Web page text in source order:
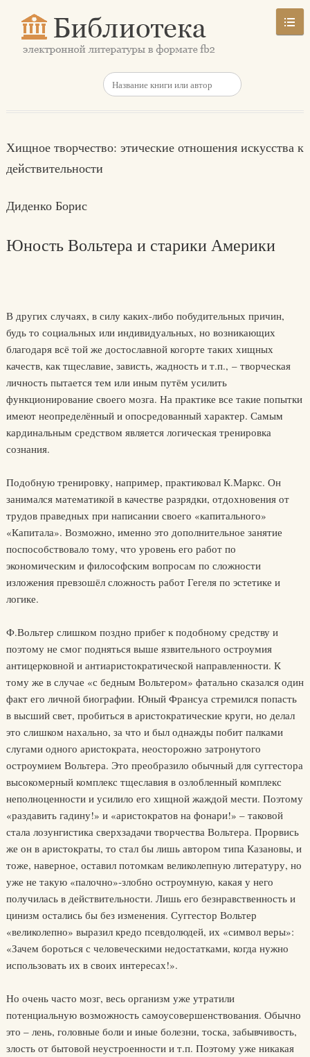
Хищное творчество: этические отношения искусства к
действительности
Диденко Борис
Юность Вольтера и старики Америки
В других случаях, в силу каких-либо побудительных причин,
будь то социальных или индивидуальных, но возникающих
благодаря всё той же достославной когорте таких хищных
качеств, как тщеславие, зависть, жадность и т.п., – творческая
личность пытается тем или иным путём усилить
функционирование своего мозга. На практике все такие попытки
имеют неопределённый и опосредованный характер. Самым
кардинальным средством является логическая тренировка
сознания.
Подобную тренировку, например, практиковал К.Маркс. Он
занимался математикой в качестве разрядки, отдохновения от
трудов праведных при написании своего «капитального»
«Капитала». Возможно, именно это дополнительное занятие
поспособствовало тому, что уровень его работ по
экономическим и философским вопросам по сложности
изложения превзошёл сложность работ Гегеля по эстетике и
логике.
Ф.Вольтер слишком поздно прибег к подобному средству и
поэтому не смог подняться выше язвительного остроумия
антицерковной и антиаристократической направленности. К
тому же в случае «с бедным Вольтером» фатально сказался один
факт его личной биографии. Юный Франсуа стремился попасть
в высший свет, пробиться в аристократические круги, но делал
это слишком нахально, за что и был однажды побит палками
слугами одного аристократа, неосторожно затронутого
остроумием Вольтера. Это преобразило обычный для суггестора
высокомерный комплекс тщеславия в озлобленный комплекс
неполноценности и усилило его хищной жаждой мести. Поэтому
«раздавить гадину!» и «аристократов на фонари!» – таковой
стала лозунгистика сверхзадачи творчества Вольтера. Прорвись
же он в аристократы, то стал бы лишь автором типа Казановы, и
тоже, наверное, оставил потомкам великолепную литературу, но
уже не такую «палочно»-злобно остроумную, какая у него
получилась в действительности. Лишь его безнравственность и
цинизм остались бы без изменения. Суггестор Вольтер
«великолепно» выразил кредо псевдолюдей, их «символ веры»:
«Зачем бороться с человеческими недостатками, когда нужно
использовать их в своих интересах!».
Но очень часто мозг, весь организм уже утратили
потенциальную возможность самоусовершенствования. Обычно
это – лень, головные боли и иные болезни, тоска, забывчивость,
злость от бытовой неустроенности и т.п. Поэтому уже никакая